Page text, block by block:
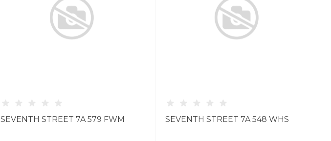
SEVENTH STREET 7A 579 FWM SEVENTH STREET 7A 548 WHS